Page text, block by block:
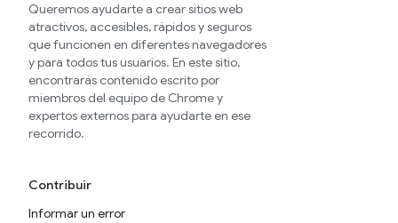
Queremos ayudarte a crear sitios web
atractivos, accesibles, rápidos y seguros
que funcionen en diferentes navegadores
y para todos tus usuarios. En este sitio,
encontrarás contenido escrito por
miembros del equipo de Chrome y
expertos externos para ayudarte en ese
recorrido.
Contribuir
Informar un error